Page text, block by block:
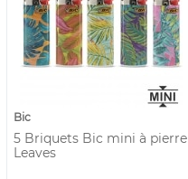
Bic
5 Briquets Bic mini à pierre
Leaves